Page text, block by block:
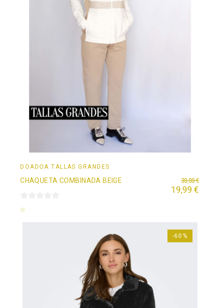
DOADOÄ TALLAS GRANDES
CHAQUETA COMBINADA BEIGE 39,99 €
19,99 €
Beige
-60%